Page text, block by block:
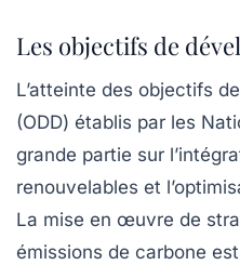
Les objectifs de
L’atteinte des objectifs
(ODD) établis par les
grande partie sur
renouvelables et
La mise en œuvre de
émissions de carbone